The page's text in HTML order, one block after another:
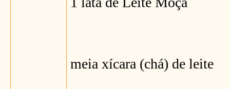
meia xícara (chá) de leite